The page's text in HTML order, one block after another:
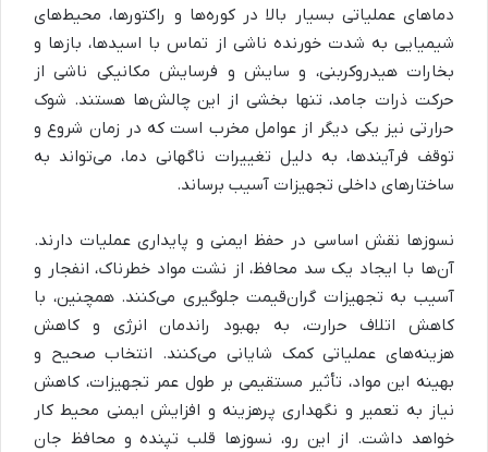
دماهای عملیاتی بسیار بالا در کوره‌ها و راکتورها، محیط‌های
شیمیایی به شدت خورنده ناشی از تماس با اسیدها، بازها و
بخارات هیدروکربنی، و سایش و فرسایش مکانیکی ناشی از
حرکت ذرات جامد، تنها بخشی از این چالش‌ها هستند. شوک
حرارتی نیز یکی دیگر از عوامل مخرب است که در زمان شروع و
توقف فرآیندها، به دلیل تغییرات ناگهانی دما، می‌تواند به
ساختارهای داخلی تجهیزات آسیب برساند.
نسوزها نقش اساسی در حفظ ایمنی و پایداری عملیات دارند.
آن‌ها با ایجاد یک سد محافظ، از نشت مواد خطرناک، انفجار و
آسیب به تجهیزات گران‌قیمت جلوگیری می‌کنند. همچنین، با
کاهش اتلاف حرارت، به بهبود راندمان انرژی و کاهش
هزینه‌های عملیاتی کمک شایانی می‌کنند. انتخاب صحیح و
بهینه این مواد، تأثیر مستقیمی بر طول عمر تجهیزات، کاهش
نیاز به تعمیر و نگهداری پرهزینه و افزایش ایمنی محیط کار
خواهد داشت. از این رو، نسوزها قلب تپنده و محافظ جان